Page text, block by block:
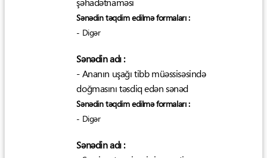
Sənədin təqdim edilmə formaları :
- Digər
Sənədin adı :
- Ananın uşağı tibb müəssisəsində
doğmasını təsdiq edən sənəd
Sənədin təqdim edilmə formaları :
- Digər
Sənədin adı :